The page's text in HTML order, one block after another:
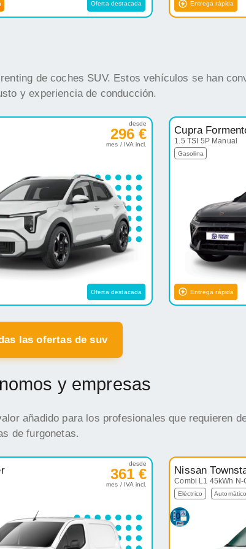
Oferta destacada Entrega rápida
de coches SUV. Estos vehículos se han
y experiencia de conducción.
desde
296 €
mes / IVA incl.
Oferta destacada
Cupra
1.5 TSI 5P Manual
Gasolina
Entrega rápida
las ofertas de suv
y empresas
añadido para los profesionales que requieren
de furgonetas.
desde
361 €
mes / IVA incl.
Nissan
Combi L1 45kWh N-
Eléctrico Automático